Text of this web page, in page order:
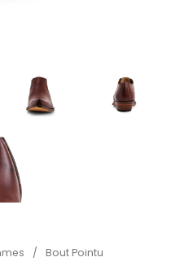
/ Bout Pointu